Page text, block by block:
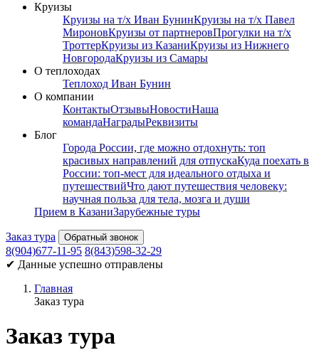
Круизы
Круизы на т/х Иван БунинКруизы на т/х Павел
МироновКруизы от партнеровПрогулки на т/х
ТроттерКруизы из КазаниКруизы из Нижнего
НовгородаКруизы из Самары
О теплоходах
Теплоход Иван Бунин
О компании
КонтактыОтзывыНовостиНаша
командаНаградыРеквизиты
Блог
Города России, где можно отдохнуть: топ
красивых направлений для отпускаКуда поехать в
России: топ‑мест для идеального отдыха и
путешествийЧто дают путешествия человеку:
научная польза для тела, мозга и души
Прием в КазаниЗарубежные туры
Заказ тура Обратный звонок
8(904)677-11-95 8(843)598-32-29
✔ Данные успешно отправлены
Главная
Заказ тура
Заказ тура